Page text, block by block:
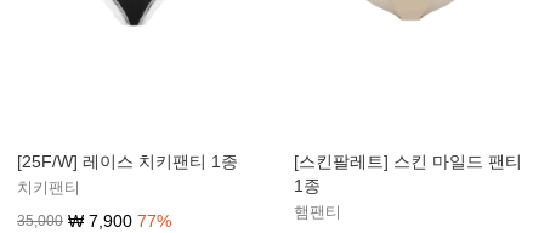
[25F/W] 레이스 치키팬티 1종
치키팬티
35,000 ₩ 7,900 77%
[스킨팔레트] 스킨 마일드 팬티
1종
햄팬티